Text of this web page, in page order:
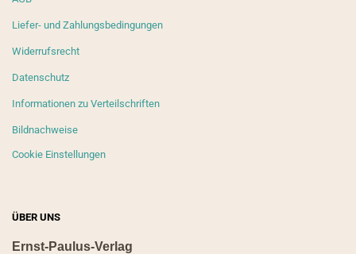
Liefer- und Zahlungsbedingungen
Widerrufsrecht
Datenschutz
Informationen zu Verteilschriften
Bildnachweise
Cookie Einstellungen
ÜBER UNS
Ernst-Paulus-Verlag